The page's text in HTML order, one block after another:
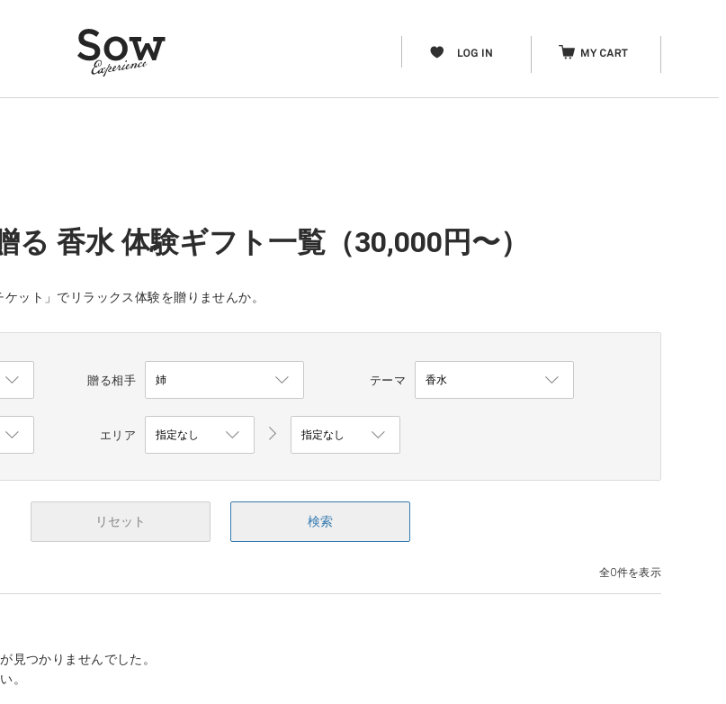
る 香水 体験ギフト一覧（30,000円〜）
ット」でリラックス体験を贈りませんか。
贈る相手 テーマ
エリア
リセット 検索
全0件を表示
見つかりませんでした。
。